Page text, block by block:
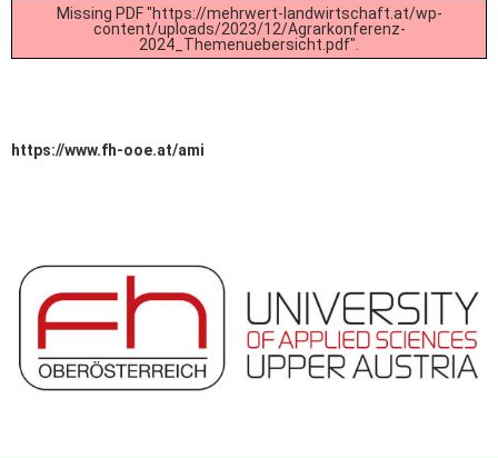
Missing PDF "https://mehrwert-landwirtschaft.at/wp-
content/uploads/2023/12/Agrarkonferenz-
2024_Themenuebersicht.pdf".
https://www.fh-ooe.at/ami